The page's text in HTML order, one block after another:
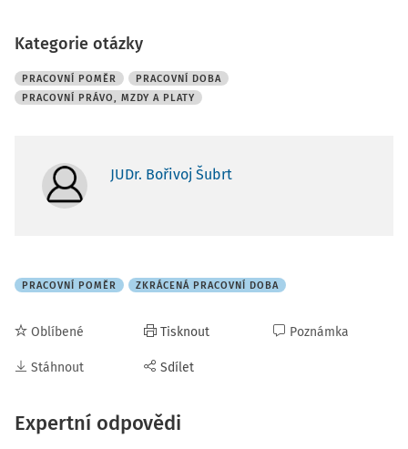
Kategorie otázky
PRACOVNÍ POMĚR
PRACOVNÍ DOBA
PRACOVNÍ PRÁVO, MZDY A PLATY
JUDr. Bořivoj Šubrt
PRACOVNÍ POMĚR ZKRÁCENÁ PRACOVNÍ DOBA
Oblíbené
Stáhnout
Tisknout
Sdílet
Poznámka
Expertní odpovědi